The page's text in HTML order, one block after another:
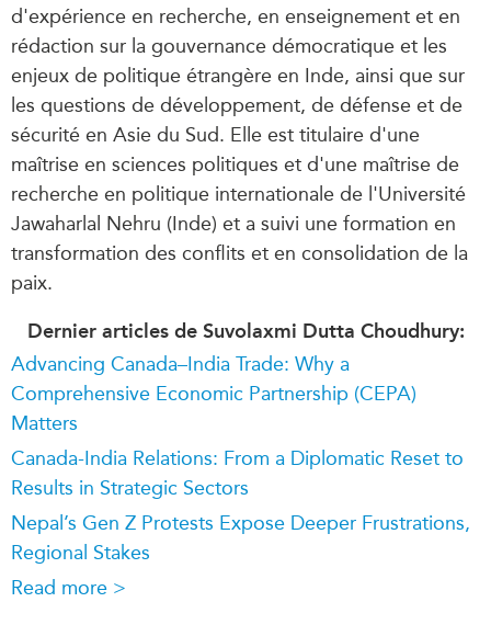
d'expérience en recherche, en enseignement et en
rédaction sur la gouvernance démocratique et les
enjeux de politique étrangère en Inde, ainsi que sur
les questions de développement, de défense et de
sécurité en Asie du Sud. Elle est titulaire d'une
maîtrise en sciences politiques et d'une maîtrise de
recherche en politique internationale de l'Université
Jawaharlal Nehru (Inde) et a suivi une formation en
transformation des conflits et en consolidation de la
paix.
Dernier articles de Suvolaxmi Dutta Choudhury:
Advancing Canada–India Trade: Why a
Comprehensive Economic Partnership (CEPA)
Matters
Canada-India Relations: From a Diplomatic Reset to
Results in Strategic Sectors
Nepal’s Gen Z Protests Expose Deeper Frustrations,
Regional Stakes
Read more >